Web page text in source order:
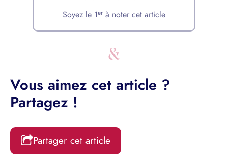
Soyez le 1er à noter cet article
Vous aimez cet article ?
Partagez !
Partager cet article